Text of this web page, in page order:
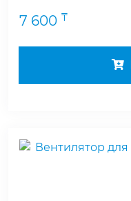
7 600 ₸